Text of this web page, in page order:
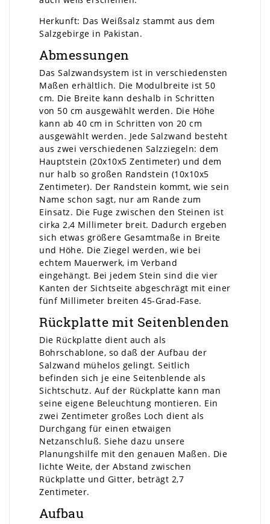
Herkunft: Das Weißsalz stammt aus dem
Salzgebirge in Pakistan.
Abmessungen
Das Salzwandsystem ist in verschiedensten
Maßen erhältlich. Die Modulbreite ist 50
cm. Die Breite kann deshalb in Schritten
von 50 cm ausgewählt werden. Die Höhe
kann ab 40 cm in Schritten von 20 cm
ausgewählt werden. Jede Salzwand besteht
aus zwei verschiedenen Salzziegeln: dem
Hauptstein (20x10x5 Zentimeter) und dem
nur halb so großen Randstein (10x10x5
Zentimeter). Der Randstein kommt, wie sein
Name schon sagt, nur am Rande zum
Einsatz. Die Fuge zwischen den Steinen ist
cirka 2,4 Millimeter breit. Dadurch ergeben
sich etwas größere Gesamtmaße in Breite
und Höhe. Die Ziegel werden, wie bei
echtem Mauerwerk, im Verband
eingehängt. Bei jedem Stein sind die vier
Kanten der Sichtseite abgeschrägt mit einer
fünf Millimeter breiten 45-Grad-Fase.
Rückplatte mit Seitenblenden
Die Rückplatte dient auch als
Bohrschablone, so daß der Aufbau der
Salzwand mühelos gelingt. Seitlich
befinden sich je eine Seitenblende als
Sichtschutz. Auf der Rückplatte kann man
seine eigene Beleuchtung montieren. Ein
zwei Zentimeter großes Loch dient als
Durchgang für einen etwaigen
Netzanschluß. Siehe dazu unsere
Planungshilfe mit den genauen Maßen. Die
lichte Weite, der Abstand zwischen
Rückplatte und Gitter, beträgt 2,7
Zentimeter.
Aufbau